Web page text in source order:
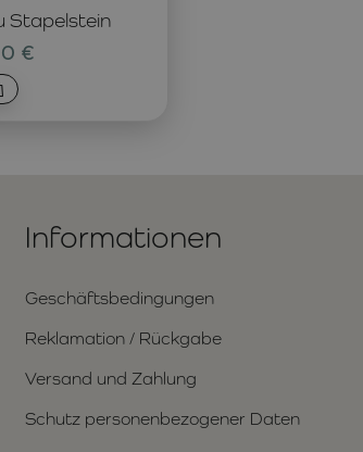
Stapelstein
€
Informationen
Geschäftsbedingungen
Reklamation / Rückgabe
Versand und Zahlung
Schutz personenbezogener Daten